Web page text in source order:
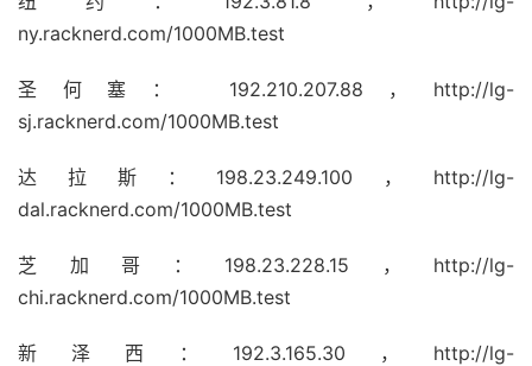
ny.racknerd.com/1000MB.test
圣何塞： 192.210.207.88，http://lg-
sj.racknerd.com/1000MB.test
达拉斯：198.23.249.100，http://lg-
dal.racknerd.com/1000MB.test
芝加哥：198.23.228.15，http://lg-
chi.racknerd.com/1000MB.test
新泽西：192.3.165.30，http://lg-